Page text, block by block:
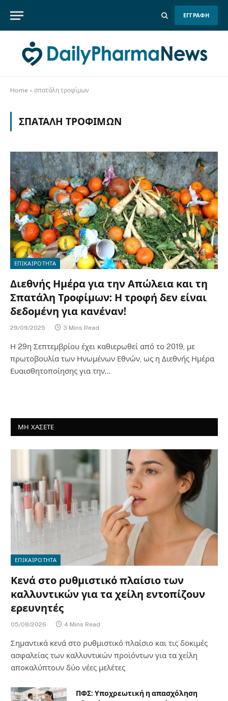
ΕΓΓΡΑΦΗ
Home » σπατάλη τροφίμων
ΣΠΑΤΆΛΗ ΤΡΟΦΊΜΩΝ
ΕΠΙΚΑΙΡΟΤΗΤΑ
Διεθνής Ημέρα για την Απώλεια και τη
Σπατάλη Τροφίμων: Η τροφή δεν είναι
δεδομένη για κανέναν!
29/09/2025 3 Mins Read
Η 29η Σεπτεμβρίου έχει καθιερωθεί από το 2019, με
πρωτοβουλία των Ηνωμένων Εθνών, ως η Διεθνής Ημέρα
Ευαισθητοποίησης για την…
ΜΗ ΧΑΣΕΤΕ
ΕΠΙΚΑΙΡΟΤΗΤΑ
Κενά στο ρυθμιστικό πλαίσιο των
καλλυντικών για τα χείλη εντοπίζουν
ερευνητές
05/08/2026 4 Mins Read
Σημαντικά κενά στο ρυθμιστικό πλαίσιο και τις δοκιμές
ασφαλείας των καλλυντικών προϊόντων για τα χείλη
αποκαλύπτουν δύο νέες μελέτες
ΠΦΣ: Υποχρεωτική η απασχόληση